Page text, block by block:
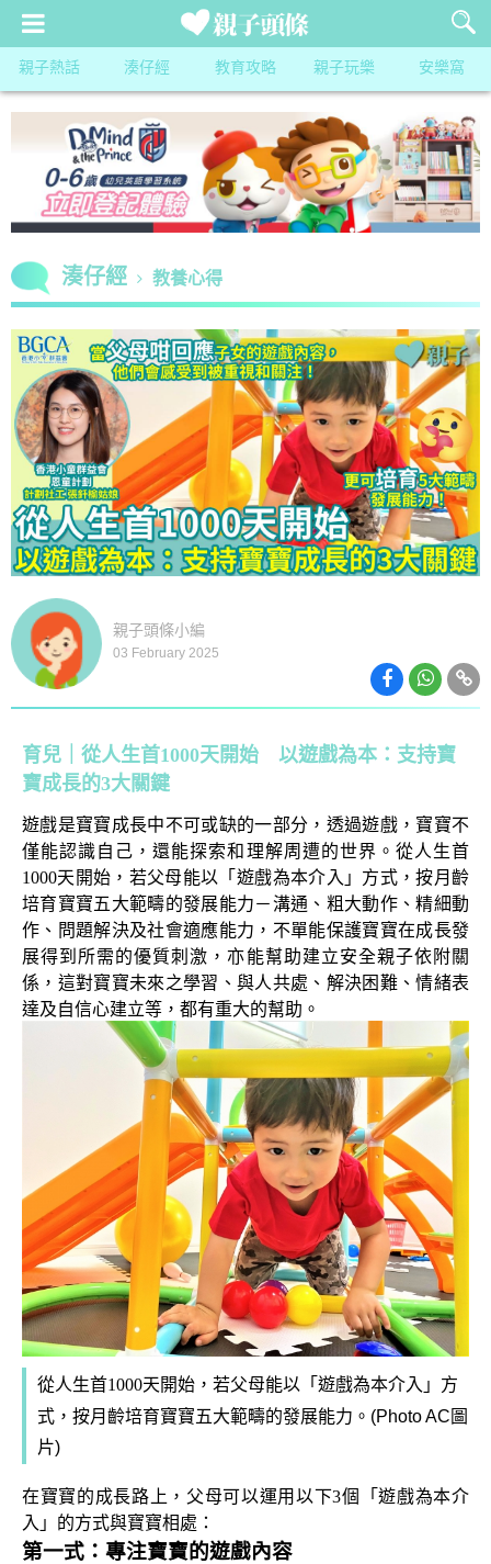
親子熱話 湊仔經 教育攻略 親子玩樂 安樂窩
湊仔經 教養心得
親子頭條小編
03 February 2025
育兒｜從人生首1000天開始 以遊戲為本：支持寶
寶成長的3大關鍵
遊戲是寶寶成長中不可或缺的一部分，透過遊戲，寶寶不
僅能認識自己，還能探索和理解周遭的世界。從人生首
1000天開始，若父母能以「遊戲為本介入」方式，按月齡
培育寶寶五大範疇的發展能力－溝通、粗大動作、精細動
作、問題解決及社會適應能力，不單能保護寶寶在成長發
展得到所需的優質刺激，亦能幫助建立安全親子依附關
係，這對寶寶未來之學習、與人共處、解決困難、情緒表
達及自信心建立等，都有重大的幫助。
從人生首1000天開始，若父母能以「遊戲為本介入」方
式，按月齡培育寶寶五大範疇的發展能力。 (Photo AC圖
片)
在寶寶的成長路上，父母可以運用以下3個「遊戲為本介
入」的方式與寶寶相處 ：
第一式：專注寶寶的遊戲內容